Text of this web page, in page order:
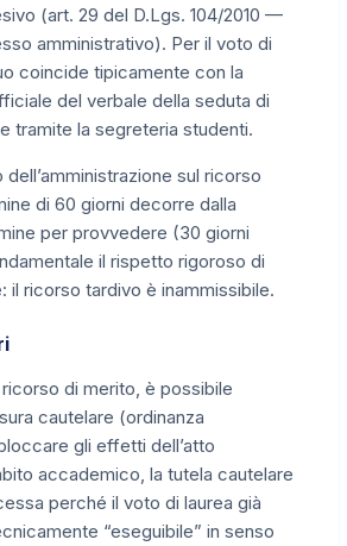
(art. 29 del D.Lgs. 104/2010 —
amministrativo). Per il voto di
coincide tipicamente con la
del verbale della seduta di
tramite la segreteria studenti.
sul ricorso
di 60 giorni decorre dalla
per provvedere (30 giorni
il rispetto rigoroso di
il ricorso tardivo è inammissibile.
di merito, è possibile
cautelare (ordinanza
gli effetti dell’atto
accademico, la tutela cautelare
perché il voto di laurea già
“eseguibile” in senso